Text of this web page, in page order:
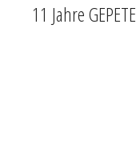
11 Jahre GEPETE